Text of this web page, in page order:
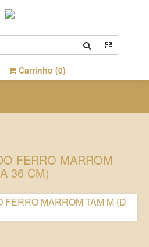
Carrinho (0)
FERRO MARROM
36 CM)